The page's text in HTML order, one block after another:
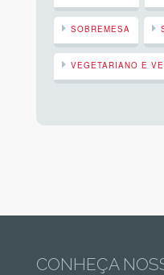
SOBREMESA
VEGETARIANO E
CONHEÇA